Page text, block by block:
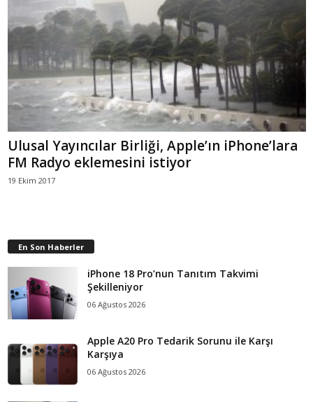
Ulusal Yayıncılar Birliği, Apple’ın iPhone’lara
FM Radyo eklemesini istiyor
19 Ekim 2017
En Son Haberler
iPhone 18 Pro’nun Tanıtım Takvimi
Şekilleniyor
06 Ağustos 2026
Apple A20 Pro Tedarik Sorunu ile Karşı
Karşıya
06 Ağustos 2026